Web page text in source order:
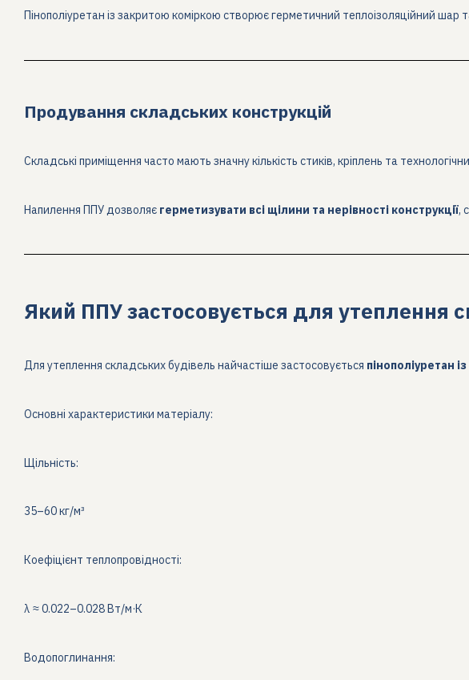
Пінополіуретан із закритою коміркою створює герметичний теплоізоляційний шар
Продування складських конструкцій
Складські приміщення часто мають значну кількість стиків, кріплень та
Напилення ППУ дозволяє герметизувати всі щілини та нерівності конструкції,
Який ППУ застосовується для утеплення
Для утеплення складських будівель найчастіше застосовується пінополіуретан
Основні характеристики матеріалу:
Щільність:
35–60 кг/м³
Коефіцієнт теплопровідності:
λ ≈ 0.022–0.028 Вт/м·К
Водопоглинання: